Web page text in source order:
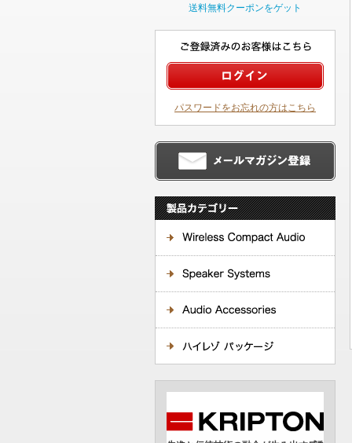
送料無料クーポンをゲット
パスワードをお忘れの方はこちら